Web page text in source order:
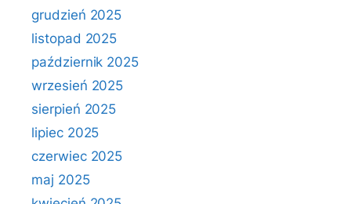
grudzień 2025
listopad 2025
październik 2025
wrzesień 2025
sierpień 2025
lipiec 2025
czerwiec 2025
maj 2025